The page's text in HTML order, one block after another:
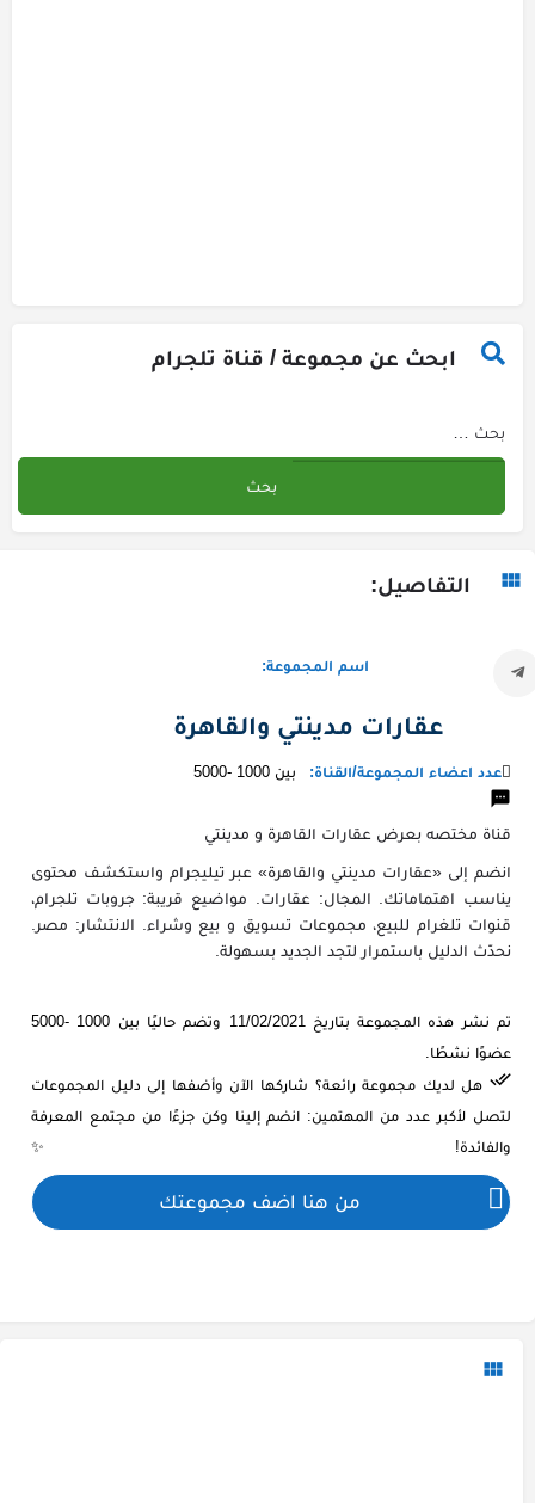
ابحث عن مجموعة / قناة تلجرام
التفاصيل:
اسم المجموعة:
عقارات مدينتي والقاهرة
عدد اعضاء المجموعة/القناة: بين 1000 -5000
قناة مختصه بعرض عقارات القاهرة و مدينتي
انضم إلى «عقارات مدينتي والقاهرة» عبر تيليجرام واستكشف محتوى
يناسب اهتماماتك. المجال: عقارات. مواضيع قريبة: جروبات تلجرام،
قنوات تلغرام للبيع، مجموعات تسويق و بيع وشراء. الانتشار: مصر.
نحدّث الدليل باستمرار لتجد الجديد بسهولة.
تم نشر هذه المجموعة بتاريخ 11/02/2021 وتضم حاليًا بين 1000 -5000
عضوًا نشطًا.
هل لديك مجموعة رائعة؟ شاركها الآن وأضفها إلى دليل المجموعات
لتصل لأكبر عدد من المهتمين: انضم إلينا وكن جزءًا من مجتمع المعرفة
والفائدة! ✨
من هنا اضف مجموعتك